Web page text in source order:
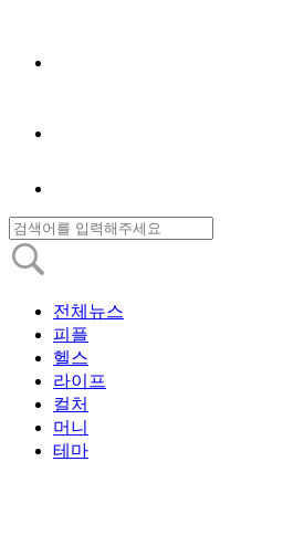
전체뉴스
피플
헬스
라이프
컬처
머니
테마